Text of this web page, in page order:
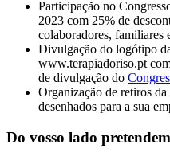
Participação no
2023 com 25% de
colaboradores, familiares
Divulgação do logótipo
www.terapiadoriso.pt
de divulgação do
Organização de retiros
desenhados para a sua
Do vosso lado